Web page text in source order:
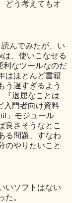
どう考えてもオ
んでみたが、い
は、使いこなせる
利なツールなのだ
はほとんど書籍
う遅すぎるよう
『退屈なことは
入門者向け資料
」モジュール
良さそうなとこ
る問題、すなわ
のやりたいこと
いソフトはない
。